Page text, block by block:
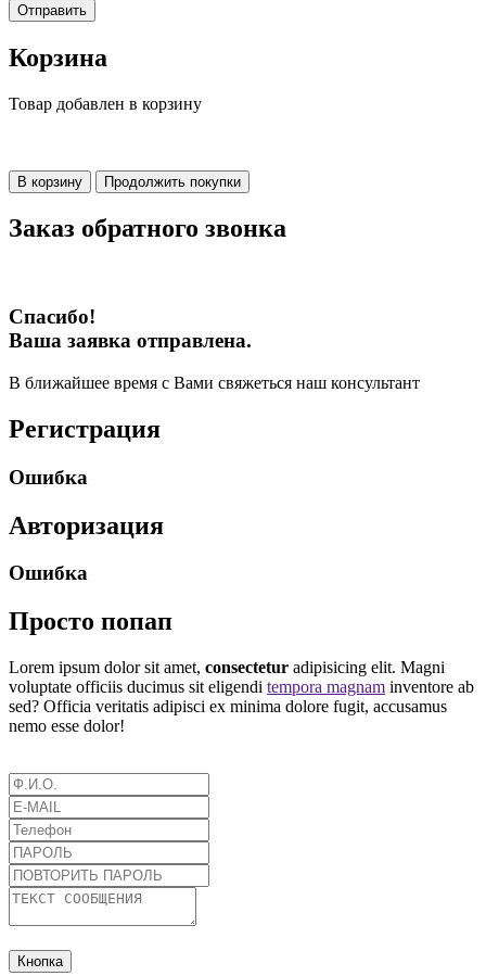
Отправить
Корзина
Товар добавлен в корзину
В корзину Продолжить покупки
Заказ обратного звонка
Спасибо!
Ваша заявка отправлена.
В ближайшее время с Вами свяжеться наш консультант
Регистрация
Ошибка
Авторизация
Ошибка
Просто попап
Lorem ipsum dolor sit amet, consectetur adipisicing elit. Magni
voluptate officiis ducimus sit eligendi tempora magnam inventore ab
sed? Officia veritatis adipisci ex minima dolore fugit, accusamus
nemo esse dolor!
Кнопка